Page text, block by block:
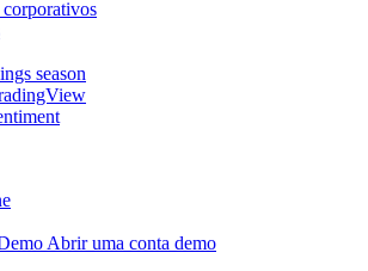
season
Abrir uma conta demo